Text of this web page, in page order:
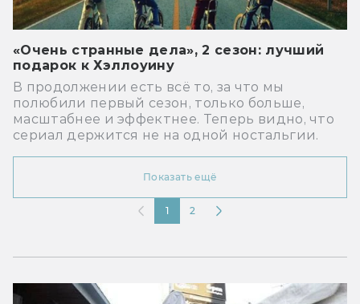
«Очень странные дела», 2 сезон: лучший
подарок к Хэллоуину
В продолжении есть всё то, за что мы
полюбили первый сезон, только больше,
масштабнее и эффектнее. Теперь видно, что
сериал держится не на одной ностальгии.
Показать ещё
1 2